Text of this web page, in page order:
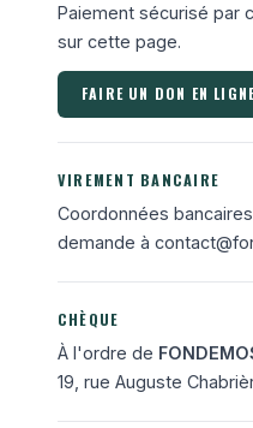
Paiement sécurisé par
sur cette page.
FAIRE UN DON EN
VIREMENT BANCAIRE
Coordonnées
demande à
CHÈQUE
À l'ordre de
19, rue Auguste